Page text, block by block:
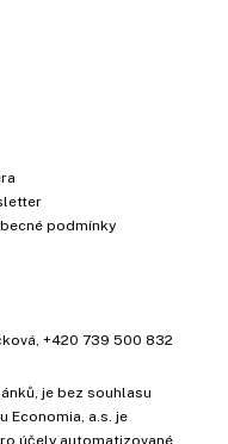
podmínky
, +420 739 500 832
je bez souhlasu
Economia, a.s. je
účely automatizované